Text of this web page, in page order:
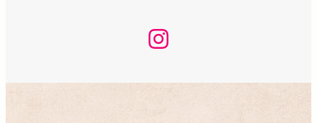
な
か
く